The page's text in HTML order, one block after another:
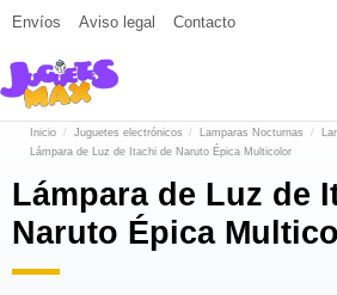
Envíos Aviso legal Contacto
Inicio Juguetes electrónicos Lamparas Nocturnas
Lámpara de Luz de Itachi de Naruto Épica Multicolor
Lámpara de Luz de
Naruto Épica